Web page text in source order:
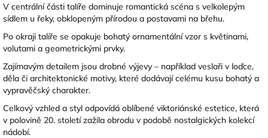
V centrální části talíře dominuje romantická scéna s velkolepým
sídlem u řeky, obklopeným přírodou a postavami na břehu.
Po okraji talíře se opakuje bohatý ornamentální vzor s květinami,
volutami a geometrickými prvky.
Zajímavým detailem jsou drobné výjevy – například veslaři v loďce,
děla či architektonické motivy, které dodávají celému kusu bohatý a
vypravěčský charakter.
Celkový vzhled a styl odpovídá oblíbené viktoriánské estetice, která
v polovině 20. století zažila obrodu v podobě nostalgických kolekcí
nádobí.